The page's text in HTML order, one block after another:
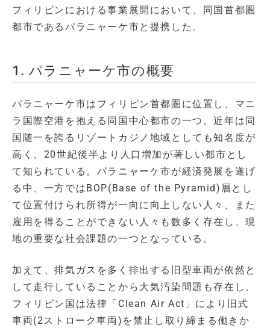
フィリピンにおける事業展開において、同国首都圏
都市であるパラニャーケ市と提携した。
1. パラニャーケ市の概要
パラニャーケ市はフィリピン首都圏に位置し、マニ
ラ国際空港を抱える同国中心都市の一つ。近年は同
国随一を誇るリゾートカジノ地域としても知名度が
高く、20世紀後半より人口増加が著しい都市とし
て知られている。パラニャーケ市が経済発展を遂げ
る中、一方ではBOP(Base of the Pyramid)層とし
て位置付けられ所得が一向に向上しない人々、また
雇用を得ることができない人々も数多く存在し、現
地の重要な社会課題の一つとなっている。
加えて、排気ガスを多く排出する旧型車両が依然と
して走行していることから大気汚染問題も存在し、
フィリピン国は法律「Clean Air Act」により旧式
車両(2ストローク車両)を禁止し取り締まる働きか